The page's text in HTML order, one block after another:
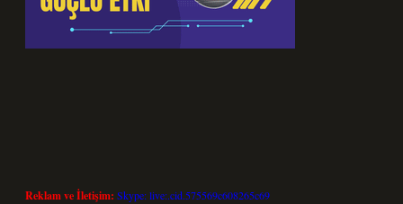
Reklam ve İletişim: Skype: live:.cid.575569c608265c69